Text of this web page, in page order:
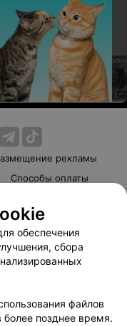
рекламы
Способы оплаты
cookie
обеспечения
сбора
файлов
более позднее время.